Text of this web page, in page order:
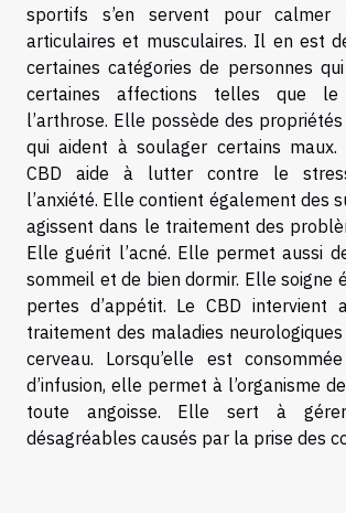
sportifs s’en servent pour calmer
articulaires et musculaires. Il en est
certaines catégories de personnes
certaines affections telles que le
l’arthrose. Elle possède des
qui aident à soulager certains
CBD aide à lutter contre le
l’anxiété. Elle contient également des
agissent dans le traitement des
Elle guérit l’acné. Elle permet aussi
sommeil et de bien dormir. Elle soigne
pertes d’appétit. Le CBD intervient
traitement des maladies
cerveau. Lorsqu’elle est
d’infusion, elle permet à l’organisme
toute angoisse. Elle sert à
désagréables causés par la prise des